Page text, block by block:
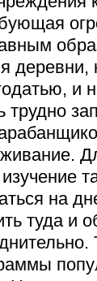
деревни,
и
трудно
на
туда и